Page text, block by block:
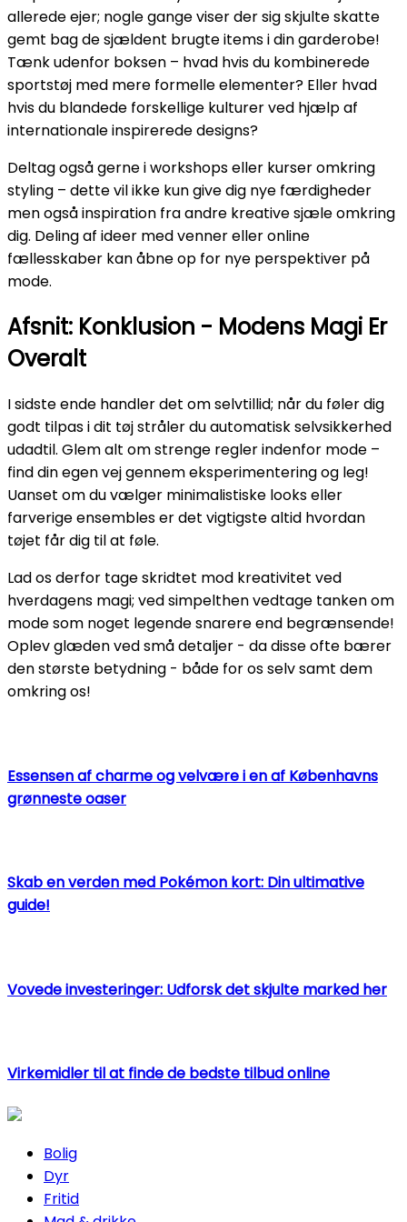
allerede ejer; nogle gange viser der sig skjulte skatte
gemt bag de sjældent brugte items i din garderobe!
Tænk udenfor boksen – hvad hvis du kombinerede
sportstøj med mere formelle elementer? Eller hvad
hvis du blandede forskellige kulturer ved hjælp af
internationale inspirerede designs?
Deltag også gerne i workshops eller kurser omkring
styling – dette vil ikke kun give dig nye færdigheder
men også inspiration fra andre kreative sjæle omkring
dig. Deling af ideer med venner eller online
fællesskaber kan åbne op for nye perspektiver på
mode.
Afsnit: Konklusion - Modens Magi Er
Overalt
I sidste ende handler det om selvtillid; når du føler dig
godt tilpas i dit tøj stråler du automatisk selvsikkerhed
udadtil. Glem alt om strenge regler indenfor mode –
find din egen vej gennem eksperimentering og leg!
Uanset om du vælger minimalistiske looks eller
farverige ensembles er det vigtigste altid hvordan
tøjet får dig til at føle.
Lad os derfor tage skridtet mod kreativitet ved
hverdagens magi; ved simpelthen vedtage tanken om
mode som noget legende snarere end begrænsende!
Oplev glæden ved små detaljer - da disse ofte bærer
den største betydning - både for os selv samt dem
omkring os!
Essensen af charme og velvære i en af Københavns
grønneste oaser
Skab en verden med Pokémon kort: Din ultimative
guide!
Vovede investeringer: Udforsk det skjulte marked her
Virkemidler til at finde de bedste tilbud online
Bolig
Dyr
Fritid